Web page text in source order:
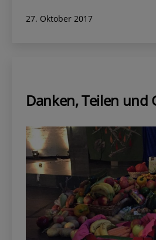
am
Veröffentlicht
27. Oktober 2017
Danken, Teilen und